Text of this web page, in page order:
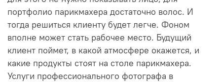
портфолио парикмахера достаточно волос. И
тогда решиться клиенту будет легче. Фоном
вполне может стать рабочее место. Будущий
клиент поймет, в какой атмосфере окажется, и
какие продукты стоят на столе парикмахера.
Услуги профессионального фотографа в